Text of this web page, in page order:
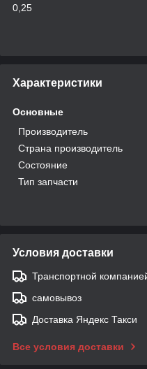
0,25
Характеристики
Основные
Производитель
Страна производитель
Состояние
Тип запчасти
Условия доставки
Транспортной
самовывоз
Доставка Яндекс Такси
Все условия доставки